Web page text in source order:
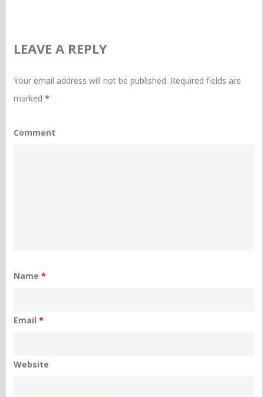
LEAVE A REPLY
Your email address will not be published. Required fields are
marked*
Comment
Name*
Email*
Website